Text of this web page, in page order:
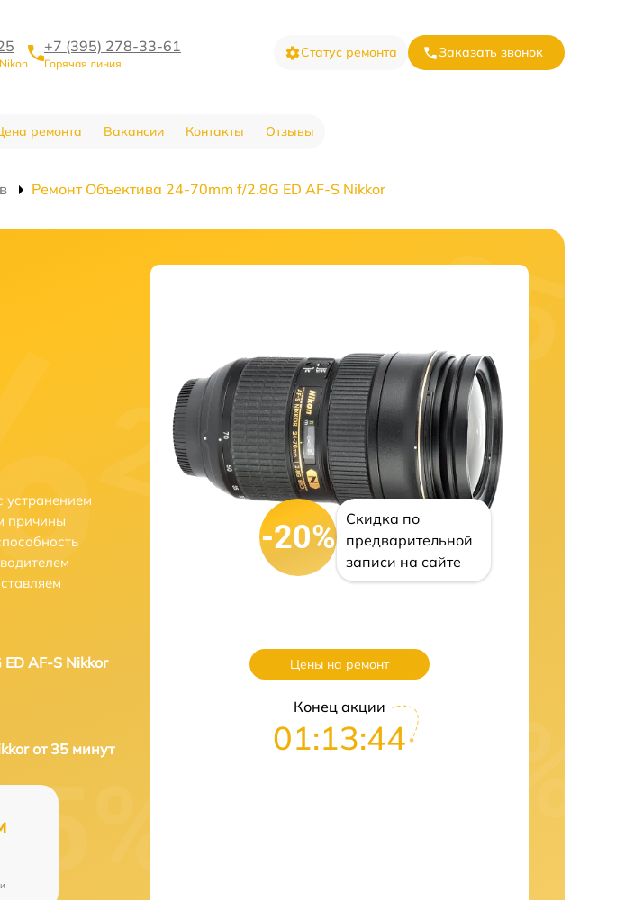
+7 (395) 278-33-61
Горячая линия
Статус ремонта Заказать звонок
ремонта Вакансии Контакты Отзывы
Ремонт Объектива 24-70mm f/2.8G ED AF-S Nikkor
устранением
причины
AF-S Nikkor
от 35 минут
-20%
Скидка по
предварительной
записи на сайте
Цены на ремонт
Конец акции
01:13:43